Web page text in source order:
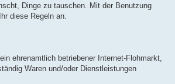
Dinge zu tauschen. Mit der Benutzung
diese Regeln an.
ehrenamtlich betriebener Internet-Flohmarkt,
Waren und/oder Dienstleistungen